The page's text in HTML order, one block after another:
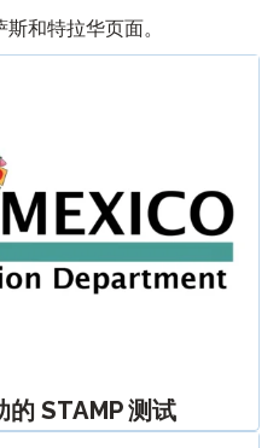
和特拉华页面。
的 STAMP 测试